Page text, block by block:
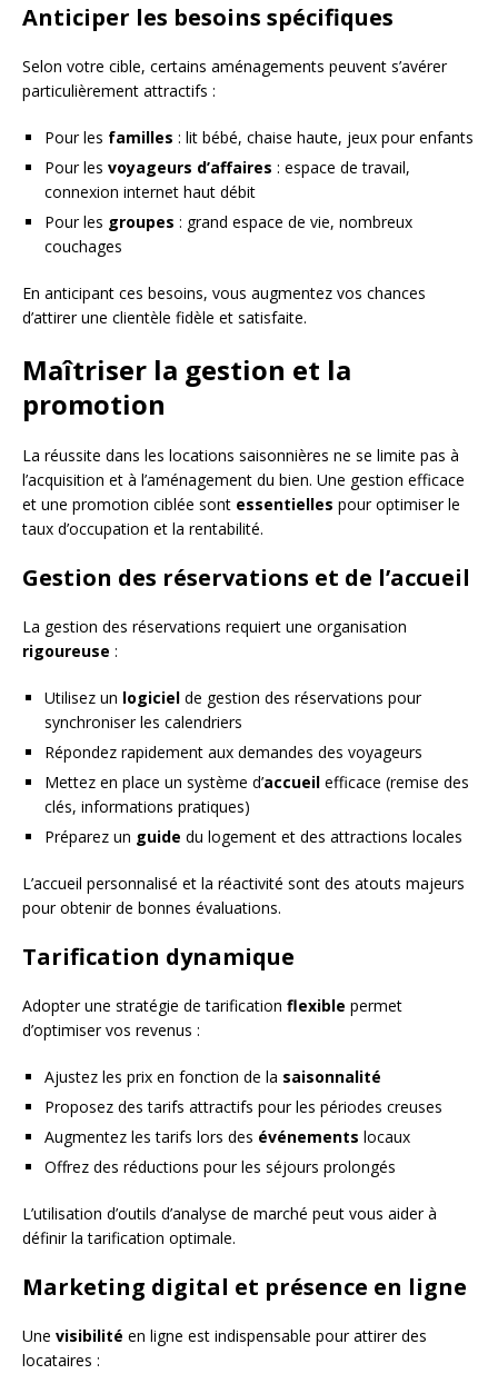
Anticiper les besoins spécifiques
Selon votre cible, certains aménagements peuvent s’avérer
particulièrement attractifs :
Pour les familles : lit bébé, chaise haute, jeux pour enfants
Pour les voyageurs d’affaires : espace de travail,
connexion internet haut débit
Pour les groupes : grand espace de vie, nombreux
couchages
En anticipant ces besoins, vous augmentez vos chances
d’attirer une clientèle fidèle et satisfaite.
Maîtriser la gestion et la
promotion
La réussite dans les locations saisonnières ne se limite pas à
l’acquisition et à l’aménagement du bien. Une gestion efficace
et une promotion ciblée sont essentielles pour optimiser le
taux d’occupation et la rentabilité.
Gestion des réservations et de l’accueil
La gestion des réservations requiert une organisation
rigoureuse :
Utilisez un logiciel de gestion des réservations pour
synchroniser les calendriers
Répondez rapidement aux demandes des voyageurs
Mettez en place un système d’accueil efficace (remise des
clés, informations pratiques)
Préparez un guide du logement et des attractions locales
L’accueil personnalisé et la réactivité sont des atouts majeurs
pour obtenir de bonnes évaluations.
Tarification dynamique
Adopter une stratégie de tarification flexible permet
d’optimiser vos revenus :
Ajustez les prix en fonction de la saisonnalité
Proposez des tarifs attractifs pour les périodes creuses
Augmentez les tarifs lors des événements locaux
Offrez des réductions pour les séjours prolongés
L’utilisation d’outils d’analyse de marché peut vous aider à
définir la tarification optimale.
Marketing digital et présence en ligne
Une visibilité en ligne est indispensable pour attirer des
locataires :